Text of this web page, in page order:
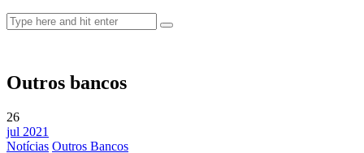
Outros bancos
26
jul 2021
Notícias Outros Bancos